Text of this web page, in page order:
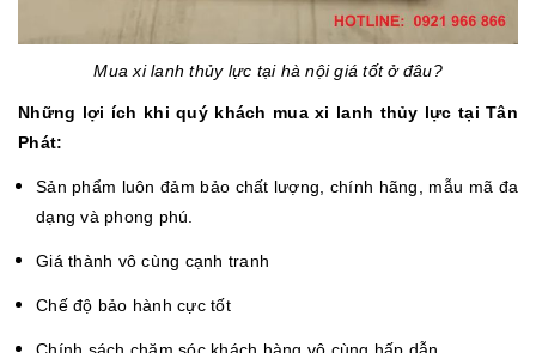
Mua xi lanh thủy lực tại hà nội giá tốt ở đâu?
Những lợi ích khi quý khách mua xi lanh thủy lực tại Tân
Phát:
Sản phẩm luôn đảm bảo chất lượng, chính hãng, mẫu mã đa
dạng và phong phú.
Giá thành vô cùng cạnh tranh
Chế độ bảo hành cực tốt